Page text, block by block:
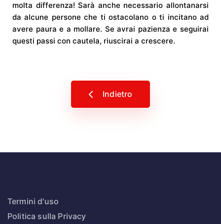
molta differenza! Sarà anche necessario allontanarsi
da alcune persone che ti ostacolano o ti incitano ad
avere paura e a mollare. Se avrai pazienza e seguirai
questi passi con cautela, riuscirai a crescere.
Indietro
Termini d'uso
Politica sulla Privacy